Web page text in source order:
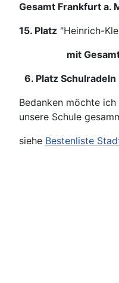
Gesamt Frankfurt a.
15. Platz "Heinrich-
mit
6. Platz Schulradeln
Bedanken möchte
unsere Schule
siehe Bestenliste